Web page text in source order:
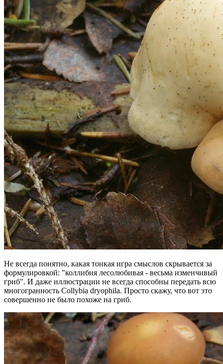
Не всегда понятно, какая тонкая игра смыслов скрывается за
формулировкой: "коллибия лесолюбивая - весьма изменчивый
гриб". И даже иллюстрации не всегда способны передать всю
многогранность Collybia dryophila. Просто скажу, что вот это
совершенно не было похоже на гриб.